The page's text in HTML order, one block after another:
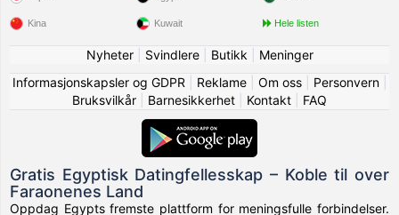
Kina Kuwait Hele listen
Nyheter| Svindlere| Butikk
Meninger
Informasjonskapsler og GDPR
Reklame| Om oss| Personvern|
Bruksvilkår
Barnesikkerhet Kontakt FAQ
Gratis Egyptisk Datingfellesskap – Koble til over
Faraonenes Land
Oppdag Egypts fremste plattform for meningsfulle forbindelser.